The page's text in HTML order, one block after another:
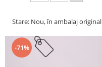
Stare: Nou, în ambalaj original
-71%